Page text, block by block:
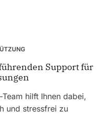
Support für
hilft Ihnen dabei,
und stressfrei zu